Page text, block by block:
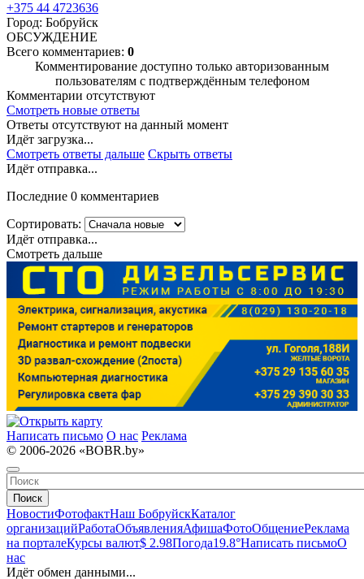
+375 44 4723636
Город: Бобруйск
ОБСУЖДЕНИЕ
Всего комментариев: 0
Комментирование доступно только авторизованным
пользователям с подтверждённым телефоном
Комментарии отсутствуют
Смотреть новые ответы
Ответы отсутствуют на данный момент
Идёт загрузка...
Смотреть ответы дальше Скрыть ответы
Идёт отправка...
Последние 0 комментариев
Сортировать:
Идёт отправка...
Смотреть дальше
Написать письмо О нас Реклама
© 2006-2026 «BOBR.by»
Поиск
НовостиФотофактНаш БобруйскКаталог
организацийРаботаОбъявленияАфишаФотоОбщениеРеклама
на порталеКурсы валют$ 2.98Погода19.8°Написать письмоО
нас
Идёт обмен данными...